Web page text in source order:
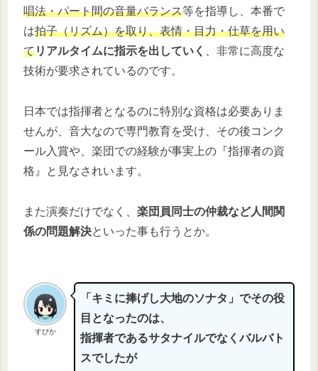
唱法・パート間の音量バランス等を指導し、本番で
は拍子（リズム）を取り、表情・目力・仕草を用い
てリアルタイムに指示を出していく
、非常に高度な
技術が要求されているのです。
日本では指揮者となるのに特別な資格は必要ありま
せんが、音大なので専門教育を受け、その後コンク
ール入賞や、楽団での経験が事実上の『指揮者の資
格』と見なされいます。
また演奏だけでなく、 楽団員同士の仲裁など人間関
係の問題解決といった事も行うとか。
すぴか
「キミに捧げし大地のソナタ」でその役
目となったのは、
指揮者であるサタナイルでなくバルバト
スでしたが